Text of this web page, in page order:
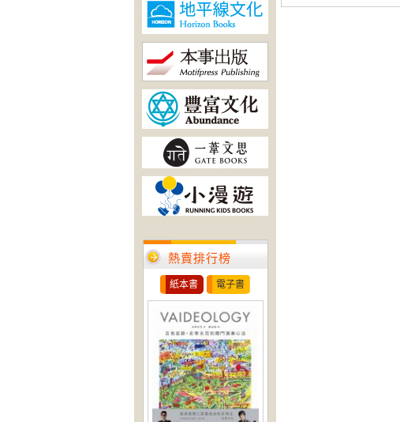
熱賣排行榜
紙本書 電子書